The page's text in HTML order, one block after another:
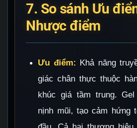
7. So sánh Ưu
Nhược điểm
Ưu điểm: Khả năng
giác chân thực thuộc
khúc giá tầm trung.
nịnh mũi, tạo cảm hứng